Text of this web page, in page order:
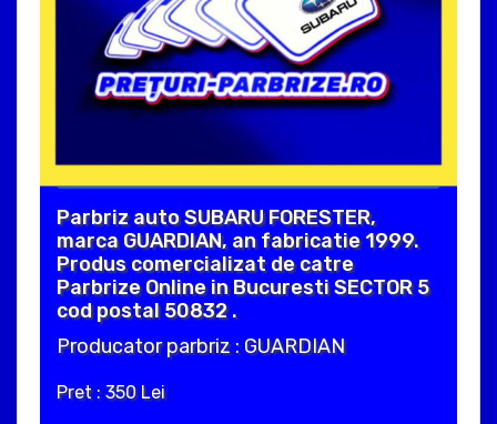
Parbriz auto SUBARU FORESTER,
marca GUARDIAN, an fabricatie 1999.
Produs comercializat de catre
Parbrize Online in Bucuresti SECTOR 5
cod postal 50832 .
Producator parbriz : GUARDIAN
Pret : 350 Lei